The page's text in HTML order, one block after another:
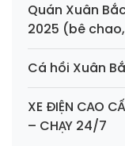
Quán Xuân
2025 (bê
Cá hồi Xuân
XE ĐIỆN CAO
– CHẠY 24/7